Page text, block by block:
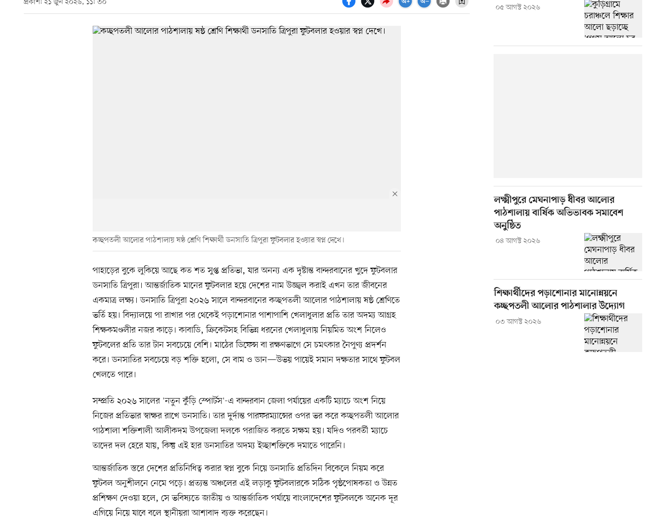
প্রকাশ: ২১ জুন ২০২৬, ১১: ৩০
কচ্ছপতলী আলোর পাঠশালায় ষষ্ঠ শ্রেণি শিক্ষার্থী ডনসাতি ত্রিপুরা ফুটবলার হওয়ার স্বপ্ন দেখে।
পাহাড়ের বুকে লুকিয়ে আছে কত শত সুপ্ত প্রতিভা, যার অনন্য এক দৃষ্টান্ত বান্দরবানের খুদে ফুটবলার
ডনসাতি ত্রিপুরা। আন্তর্জাতিক মানের ফুটবলার হয়ে দেশের নাম উজ্জ্বল করাই এখন তার জীবনের
একমাত্র লক্ষ্য। ডনসাতি ত্রিপুরা ২০২৬ সালে বান্দরবানের কচ্ছপতলী আলোর পাঠশালায় ষষ্ঠ শ্রেণিতে
ভর্তি হয়। বিদ্যালয়ে পা রাখার পর থেকেই পড়াশোনার পাশাপাশি খেলাধুলার প্রতি তার অদম্য আগ্রহ
শিক্ষকমণ্ডলীর নজর কাড়ে। কাবাডি, ক্রিকেটসহ বিভিন্ন ধরনের খেলাধুলায় নিয়মিত অংশ নিলেও
ফুটবলের প্রতি তার টান সবচেয়ে বেশি। মাঠের ডিফেন্স বা রক্ষণভাগে সে চমৎকার নৈপুণ্য প্রদর্শন
করে। ডনসাতির সবচেয়ে বড় শক্তি হলো, সে বাম ও ডান—উভয় পায়েই সমান দক্ষতার সাথে ফুটবল
খেলতে পারে।
সম্প্রতি ২০২৬ সালের 'নতুন কুঁড়ি স্পোর্টস'-এ বান্দরবান জেলা পর্যায়ের একটি ম্যাচে অংশ নিয়ে
নিজের প্রতিভার স্বাক্ষর রাখে ডনসাতি। তার দুর্দান্ত পারফরম্যান্সের ওপর ভর করে কচ্ছপতলী আলোর
পাঠশালা শক্তিশালী আলীকদম উপজেলা দলকে পরাজিত করতে সক্ষম হয়। যদিও পরবর্তী ম্যাচে
তাদের দল হেরে যায়, কিন্তু এই হার ডনসাতির অদম্য ইচ্ছাশক্তিকে দমাতে পারেনি।
আন্তর্জাতিক স্তরে দেশের প্রতিনিধিত্ব করার স্বপ্ন বুকে নিয়ে ডনসাতি প্রতিদিন বিকেলে নিয়ম করে
ফুটবল অনুশীলনে নেমে পড়ে। প্রত্যন্ত অঞ্চলের এই লড়াকু ফুটবলারকে সঠিক পৃষ্ঠপোষকতা ও উন্নত
প্রশিক্ষণ দেওয়া হলে, সে ভবিষ্যতে জাতীয় ও আন্তর্জাতিক পর্যায়ে বাংলাদেশের ফুটবলকে অনেক দূর
এগিয়ে নিয়ে যাবে বলে স্থানীয়রা আশাবাদ ব্যক্ত করেছেন।
০৫ আগস্ট ২০২৬
লক্ষ্মীপুরে মেঘনাপাড় ধীবর আলোর
পাঠশালায় বার্ষিক অভিভাবক সমাবেশ
অনুষ্ঠিত
০৪ আগস্ট ২০২৬
শিক্ষার্থীদের পড়াশোনার মানোন্নয়নে
কচ্ছপতলী আলোর পাঠশালার উদ্যোগ
০৩ আগস্ট ২০২৬